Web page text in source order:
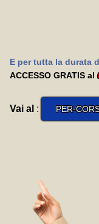
E per tutta la durata
ACCESSO GRATIS al
Vai al : PER-